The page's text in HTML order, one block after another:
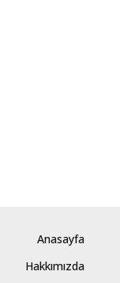
Anasayfa
Hakkımızda